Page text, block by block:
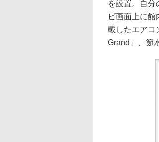
を設置。自分
ビ画面上に
載したエアコ
Grand」、節